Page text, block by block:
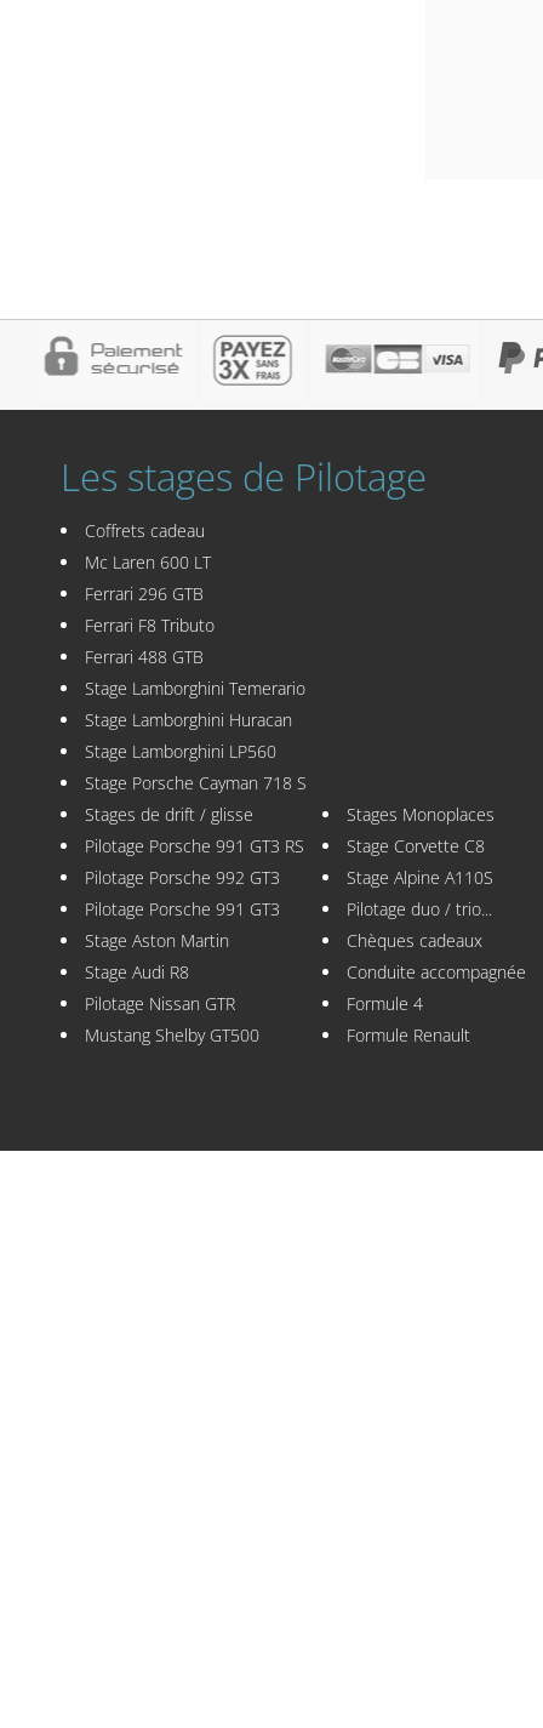
Les stages de Pilotage
Coffrets cadeau
Mc Laren 600 LT
Ferrari 296 GTB
Ferrari F8 Tributo
Ferrari 488 GTB
Stage Lamborghini Temerario
Stage Lamborghini Huracan
Stage Lamborghini LP560
Stage Porsche Cayman 718 S
Stages de drift / glisse
Pilotage Porsche 991 GT3 RS
Pilotage Porsche 992 GT3
Pilotage Porsche 991 GT3
Stage Aston Martin
Stage Audi R8
Pilotage Nissan GTR
Mustang Shelby GT500
Stages Monoplaces
Stage Corvette C8
Stage Alpine A110S
Pilotage duo / trio...
Chèques cadeaux
Conduite accompagnée
Formule 4
Formule Renault